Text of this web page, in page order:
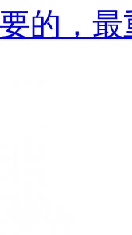
的，